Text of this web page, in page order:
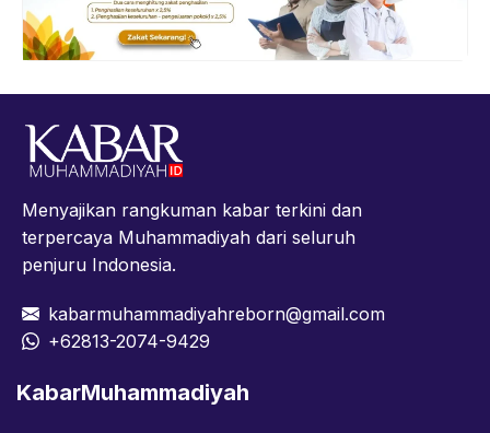
Menyajikan rangkuman kabar terkini dan
terpercaya Muhammadiyah dari seluruh
penjuru Indonesia.
kabarmuhammadiyahreborn@gmail.com
+62813-2074-9429
KabarMuhammadiyah